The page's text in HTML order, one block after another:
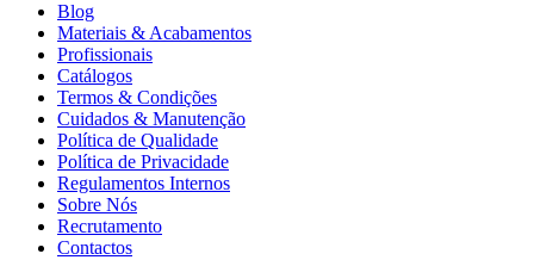
Blog
Materiais & Acabamentos
Profissionais
Catálogos
Termos & Condições
Cuidados & Manutenção
Política de Qualidade
Política de Privacidade
Regulamentos Internos
Sobre Nós
Recrutamento
Contactos